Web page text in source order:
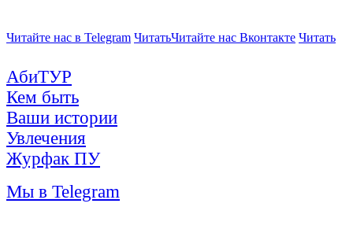
Читайте нас в Telegram ЧитатьЧитайте нас Вконтакте Читать
АбиТУР
Кем быть
Ваши истории
Увлечения
Журфак ПУ
Мы в Telegram